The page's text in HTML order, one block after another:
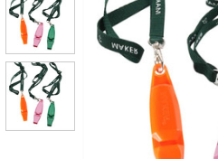
КОНТАКТЫ
КАТАЛОГ
СУВЕНИРЫ С ГОЛУБЯМИ